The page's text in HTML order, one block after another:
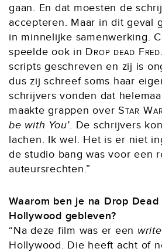
gaan. En dat moesten de
accepteren. Maar in dit geval
in minnelijke samenwerking.
speelde ook in Drop dead Fred
scripts geschreven en zij is
dus zij schreef soms haar
schrijvers vonden dat
maakte grappen overStar
be with You’. De schrijvers
lachen. Ik wel. Het is er niet
de studio bang was voor een
auteursrechten.”
Waarom ben je na Drop
Hollywood gebleven?
“Na deze film was er een
Hollywood. Die heeft acht of